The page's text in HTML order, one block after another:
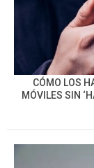
CÓMO LOS
MÓVILES SIN